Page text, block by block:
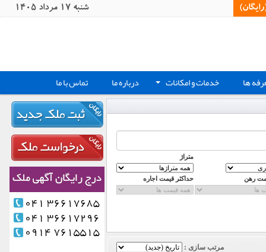
شنبه 17 مرداد 1405
ها + خدمات و امکانات درباره ما تماس با ما
متراژ
رهن حداکثر قیمت اجاره
مرتب سازی :